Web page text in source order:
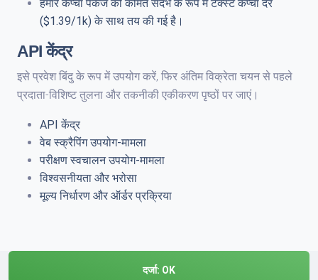
हमारे कैप्चा पैकेज की कीमत संदर्भ के रूप में टेक्स्ट कैप्चा दर
($1.39/1k) के साथ तय की गई है।
API केंद्र
इसे प्रवेश बिंदु के रूप में उपयोग करें, फिर अंतिम विक्रेता चयन से पहले
प्रदाता-विशिष्ट तुलना और तकनीकी एकीकरण पृष्ठों पर जाएं।
API केंद्र
वेब स्क्रैपिंग उपयोग-मामला
परीक्षण स्वचालन उपयोग-मामला
विश्वसनीयता और भरोसा
मूल्य निर्धारण और ऑर्डर प्रक्रिया
दर्जा: OK